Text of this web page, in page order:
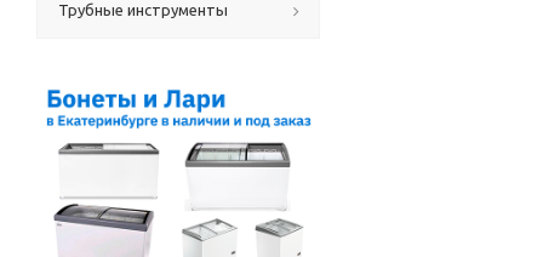
Трубные инструменты